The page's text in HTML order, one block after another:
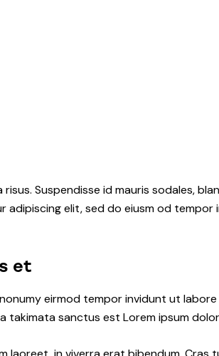
risus. Suspendisse id mauris sodales,
elit, sed do eiusm od
et
eirmod tempor invidunt ut
takimata sanctus est Lorem ipsum